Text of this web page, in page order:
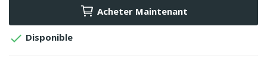
Acheter Maintenant
 Disponible